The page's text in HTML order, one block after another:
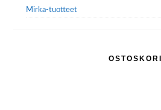
Mirka-tuotteet
OSTOSKORI